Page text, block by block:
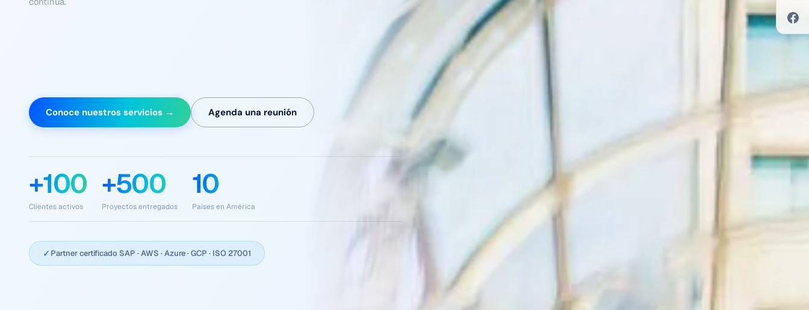
tareas complejas y se optimizan continuamente — sin depender de intervención
Conoce nuestros servicios → Agenda una reunión
+100
Clientes activos
+500
Proyectos entregados
10
Países en América
✓ Partner certificado SAP · AWS · Azure · GCP · ISO 27001